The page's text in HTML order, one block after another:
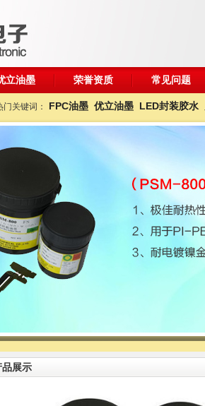
立油墨 荣誉资质 常见问题
门关键词： FPC油墨 优立油墨 LED封装胶水
品展示